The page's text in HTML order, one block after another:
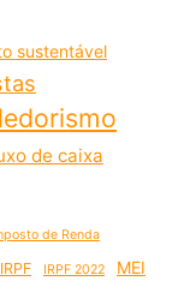
sustentável
de caixa
de Renda
IRPF IRPF 2022
MEI